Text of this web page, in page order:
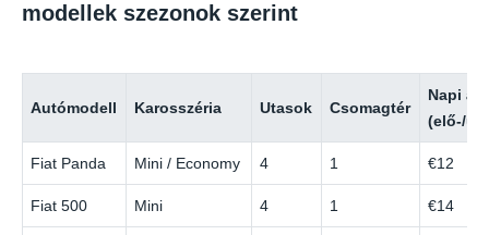
modellek szezonok szerint
Autómodell Karosszéria Utasok Csomagtér
Napi ár
(elő-/
Fiat Panda Mini / Economy 4 1 €12
Fiat 500 Mini 4 1 €14